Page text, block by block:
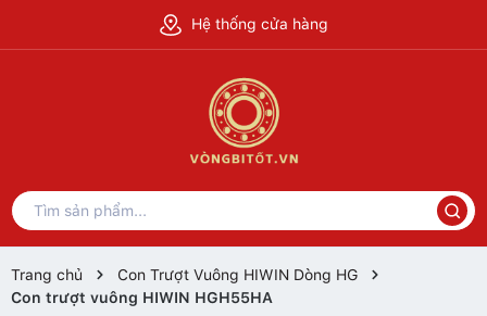
Hệ thống cửa hàng
Trang chủ
Con Trượt Vuông HIWIN Dòng HG
Con trượt vuông HIWIN HGH55HA